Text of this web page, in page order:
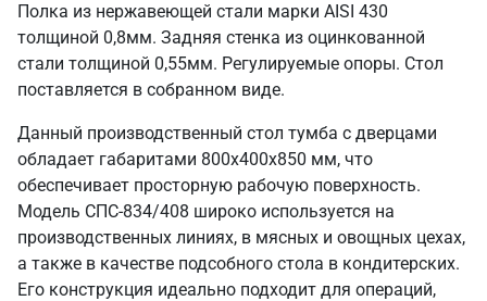
Полка из нержавеющей стали марки AISI 430
толщиной 0,8мм. Задняя стенка из оцинкованной
стали толщиной 0,55мм. Регулируемые опоры. Стол
поставляется в собранном виде.
Данный производственный стол тумба с дверцами
обладает габаритами 800х400х850 мм, что
обеспечивает просторную рабочую поверхность.
Модель СПС-834/408 широко используется на
производственных линиях, в мясных и овощных цехах,
а также в качестве подсобного стола в кондитерских.
Его конструкция идеально подходит для операций,